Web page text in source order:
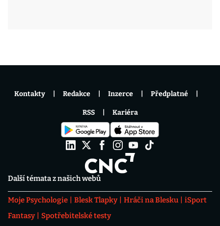
Další témata z našich webů
Moje Psychologie Blesk Tlapky Hráči na Blesku
iSport
Fantasy
Spotřebitelské testy
Kontakty Redakce Inzerce Předplatné
RSS Kariéra